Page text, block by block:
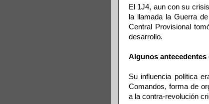
El 1J4, aun con su
la llamada la Guerra
Central Provisional
desarrollo.
Algunos antecedentes
Su influencia política
Comandos, forma de
a la contra-revolución